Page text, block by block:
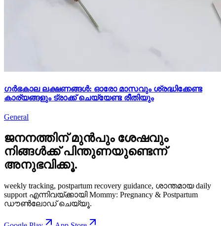
ഗർഭകാല ലക്ഷണങ്ങൾ: ഓരോ മാസവും ശ്രദ്ധിക്കേണ്ട
കാര്യങ്ങളും ട്രാക്ക് ചെയ്യേണ്ട രീതിയും
General
ജനനത്തിന് മുൻപും ശേഷവും
നിങ്ങള്‍ക്ക് പിന്തുണയുണ്ടെന്ന്
അനുഭവിക്കൂ.
weekly tracking, postpartum recovery guidance, ശാന്തമായ daily
support എന്നിവയ്ക്കായി Mommy: Pregnancy & Postpartum
ഡൗൺലോഡ് ചെയ്യൂ.